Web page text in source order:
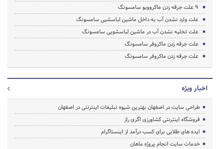
9 علت جرقه زدن ماکروویو سامسونگ
علت وارد نشدن آب به داخل ماشین لباسشیی سامسونگ
علت تخلیه نشدن آب در ماشین لباسشویی سامسونگ
علت جرقه زدن ماکروفر سامسونگ
علت جرقه زدن ماکروفر سامسونگ
اخبار ویژه
طراحی سایت در اصفهان بهترین شیوه تبلیغات اینترنتی در اصفهان
فروشگاه اینترنتی کشاورزی اگری راز
ایده های طلایی برای کسب درآمد از اینستاگرام
خدمات سایت انجام پروژه ماهان